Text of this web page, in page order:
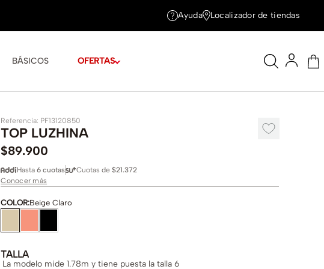
BÁSICOS OFERTAS
Ayuda Localizador de tiendas
Referencia: PF13120850
TOP LUZHINA
$89.900
Hasta6 cuotas Cuotas de$21.372
Conocer más
COLOR:Beige Claro
TALLA
La modelo mide 1.78m y tiene puesta la talla 6